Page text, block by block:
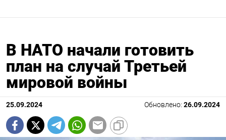
В НАТО начали готовить
план на случай Третьей
мировой войны
25.09.2024 Обновлено: 26.09.2024